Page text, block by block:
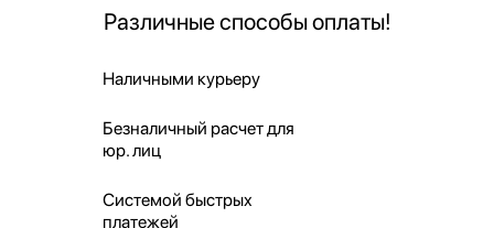
Различные способы оплаты!
Наличными курьеру
Безналичный расчет для
юр. лиц
Системой быстрых
платежей